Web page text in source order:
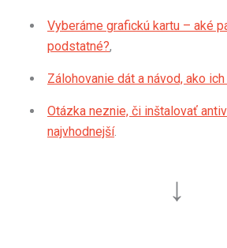
Vyberáme grafickú kartu – aké
podstatné?,
Zálohovanie dát a návod, ako
Otázka neznie, či inštalovať
najvhodnejší.
↓